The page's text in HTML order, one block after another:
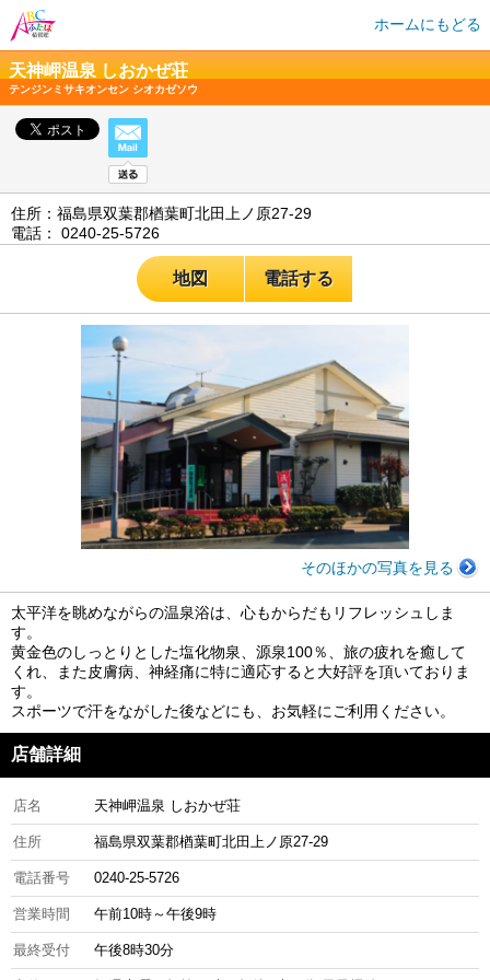
ホームにもどる
天神岬温泉 しおかぜ荘
テンジンミサキオンセン シオカゼソウ
住所：福島県双葉郡楢葉町北田上ノ原27-29
電話： 0240-25-5726
地図 電話する
そのほかの写真を見る
太平洋を眺めながらの温泉浴は、心もからだもリフレッシュしま
す。
黄金色のしっとりとした塩化物泉、源泉100％、旅の疲れを癒して
くれ、また皮膚病、神経痛に特に適応すると大好評を頂いておりま
す。
スポーツで汗をながした後などにも、お気軽にご利用ください。
店舗詳細
店名 天神岬温泉 しおかぜ荘
住所 福島県双葉郡楢葉町北田上ノ原27-29
電話番号 0240-25-5726
営業時間 午前10時～午後9時
最終受付 午後8時30分